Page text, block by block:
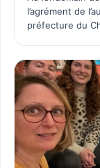
l’agrément de
préfecture du